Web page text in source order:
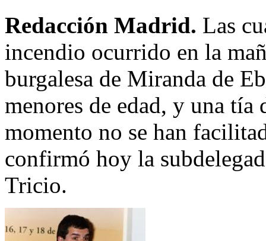
Redacción Madrid. Las
incendio ocurrido en la
burgalesa de Miranda de
menores de edad, y una
momento no se han
confirmó hoy la
Tricio.